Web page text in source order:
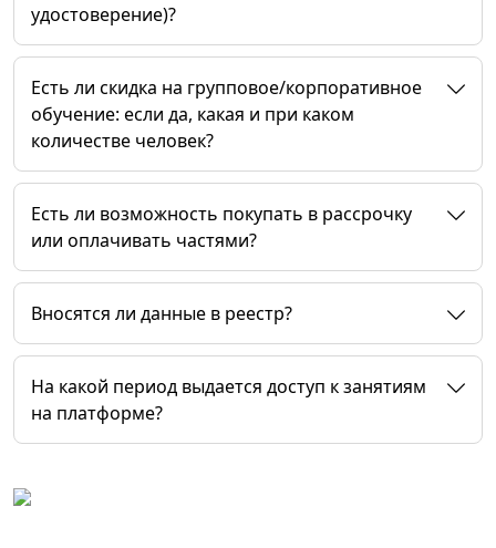
удостоверение)?
Есть ли скидка на групповое/корпоративное
обучение: если да, какая и при каком
количестве человек?
Есть ли возможность покупать в рассрочку
или оплачивать частями?
Вносятся ли данные в реестр?
На какой период выдается доступ к занятиям
на платформе?